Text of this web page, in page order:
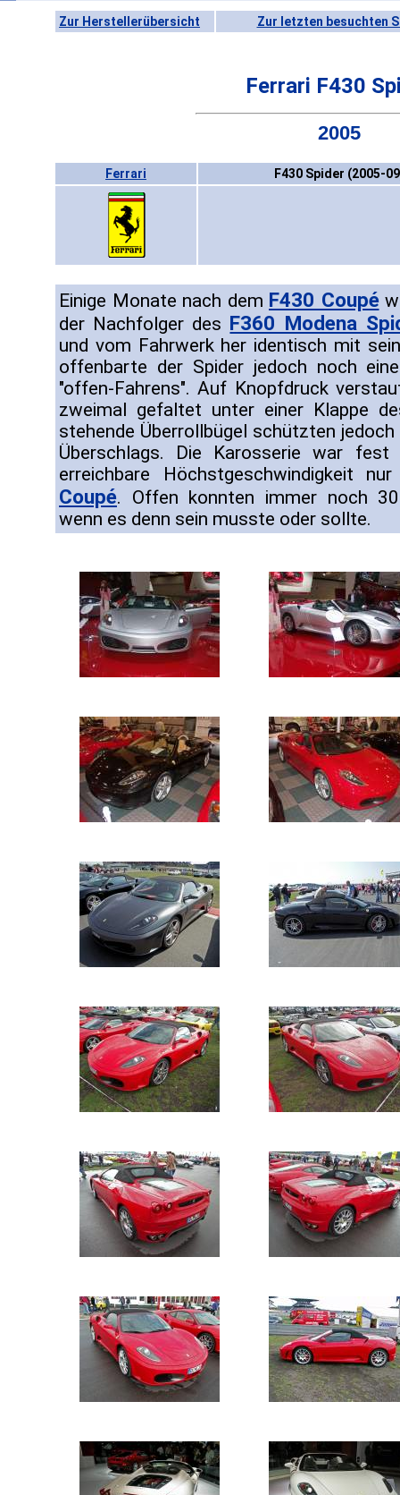
Zur Herstellerübersicht Zur letzten besuchten
Ferrari F430
2005
Ferrari F430 Spider (2005-
Einige Monate nach dem F430 Coupé
der Nachfolger des F360 Modena
und vom Fahrwerk her identisch mit
offenbarte der Spider jedoch noch
"offen-Fahrens". Auf Knopfdruck
zweimal gefaltet unter einer Klappe
stehende Überrollbügel schützten
Überschlags. Die Karosserie war fest
erreichbare Höchstgeschwindigkeit
Coupé. Offen konnten immer noch
wenn es denn sein musste oder sollte.